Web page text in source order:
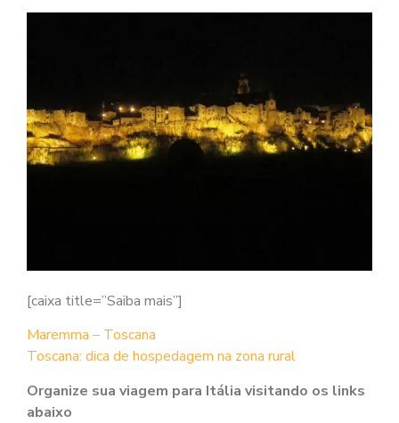
[caixa title=”Saiba mais”]
Maremma – Toscana
Toscana: dica de hospedagem na zona rural
Organize sua viagem para Itália visitando os links
abaixo